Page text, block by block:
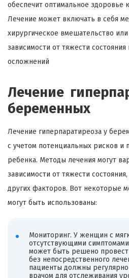
обеспечит оптимальное здоровье
Лечение может включать в себя
хирургическое вмешательство
зависимости от тяжести
осложнений
Лечение
беременных
Лечение гиперпаратиреоза у
с учетом потенциальных рисков и
ребенка. Методы лечения могут
зависимости от тяжести
других факторов. Вот некоторые
могут быть использованы:
Мониторинг. У женщин с
отсутствующими
может быть решено
без непосредственного
пациенты должны
врачом для отслеживания